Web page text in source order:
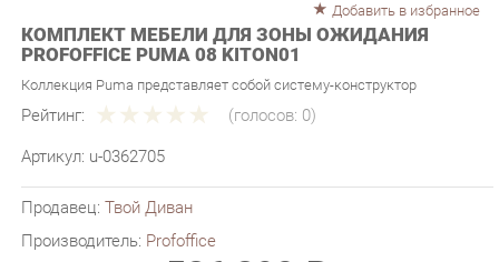
КОМПЛЕКТ МЕБЕЛИ ДЛЯ ЗОНЫ ОЖИДАНИЯ
PROFOFFICE PUMA 08 KITON01
Коллекция Puma представляет собой систему-конструктор
Рейтинг: (голосов:0)
u-0362705
Производитель:Profoffice
Последняя цена: 526 290 ₽